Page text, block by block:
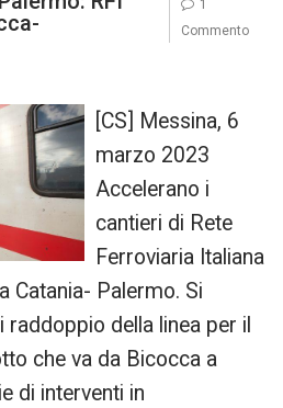
[CS] Messina, 6
marzo 2023
Accelerano i
cantieri di Rete
Ferroviaria Italiana
Catania- Palermo. Si
della linea per il
che va da Bicocca a
di interventi in
1
Commento